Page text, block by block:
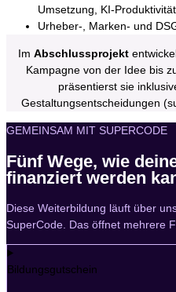
Umsetzung, KI-
Urheber-, Marken- und
Im Abschlussprojekt
Kampagne von der Idee bis
präsentierst sie
Gestaltungsentscheidungen
GEMEINSAM MIT SUPERCODE
Fünf Wege, wie
finanziert werden
Diese Weiterbildung läuft über
SuperCode. Das öffnet mehrere
Bildungsgutschein